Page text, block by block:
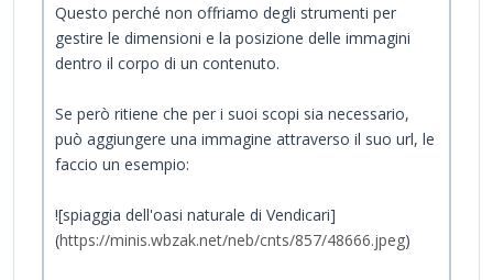
Questo perché non offriamo degli strumenti per
gestire le dimensioni e la posizione delle immagini
dentro il corpo di un contenuto.
Se però ritiene che per i suoi scopi sia necessario,
può aggiungere una immagine attraverso il suo url, le
faccio un esempio:
![spiaggia dell'oasi naturale di Vendicari]
(https://minis.wbzak.net/neb/cnts/857/48666.jpeg)